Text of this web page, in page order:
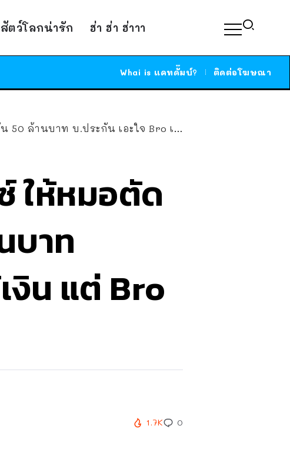
สัตว์โลกน่ารัก ฮ่า ฮ่า ฮ่าาา
Whai is แคทดั๊มบ์? ติดต่อโฆษณา
น เอะใจ Bro เลยไม่ได้เงิน แต่ Bro ได้ Cook!
ให้หมอตัด
บาท
งิน แต่ Bro
1.7K 0